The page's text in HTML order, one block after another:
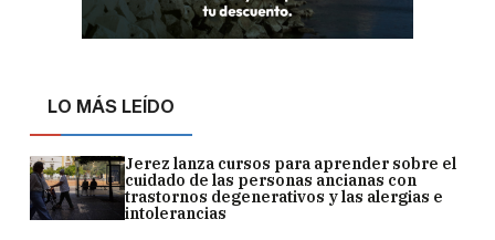
LO MÁS LEÍDO
Jerez lanza cursos para aprender sobre el
cuidado de las personas ancianas con
trastornos degenerativos y las alergias e
intolerancias